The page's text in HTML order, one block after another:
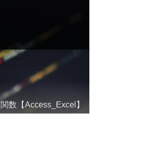
関数【Access_Excel】